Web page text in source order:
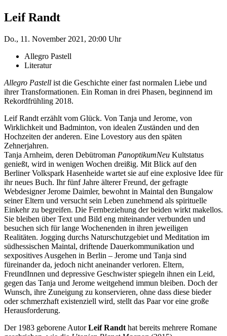
Leif Randt
Do., 11. November 2021, 20:00 Uhr
Allegro Pastell
Literatur
Allegro Pastell ist die Geschichte einer fast normalen Liebe und
ihrer Transformationen. Ein Roman in drei Phasen, beginnend im
Rekordfrühling 2018.
Leif Randt erzählt vom Glück. Von Tanja und Jerome, von
Wirklichkeit und Badminton, von idealen Zuständen und den
Hochzeiten der anderen. Eine Lovestory aus den späten
Zehnerjahren.
Tanja Arnheim, deren Debütroman PanoptikumNeu Kultstatus
genießt, wird in wenigen Wochen dreißig. Mit Blick auf den
Berliner Volkspark Hasenheide wartet sie auf eine explosive Idee für
ihr neues Buch. Ihr fünf Jahre älterer Freund, der gefragte
Webdesigner Jerome Daimler, bewohnt in Maintal den Bungalow
seiner Eltern und versucht sein Leben zunehmend als spirituelle
Einkehr zu begreifen. Die Fernbeziehung der beiden wirkt makellos.
Sie bleiben über Text und Bild eng miteinander verbunden und
besuchen sich für lange Wochenenden in ihren jeweiligen
Realitäten. Jogging durchs Naturschutzgebiet und Meditation im
südhessischen Maintal, driftende Dauerkommunikation und
sexpositives Ausgehen in Berlin – Jerome und Tanja sind
füreinander da, jedoch nicht aneinander verloren. Eltern,
FreundInnen und depressive Geschwister spiegeln ihnen ein Leid,
gegen das Tanja und Jerome weitgehend immun bleiben. Doch der
Wunsch, ihre Zuneigung zu konservieren, ohne dass diese bieder
oder schmerzhaft existenziell wird, stellt das Paar vor eine große
Herausforderung.
Der 1983 geborene AutorLeif Randt hat bereits mehrere Romane